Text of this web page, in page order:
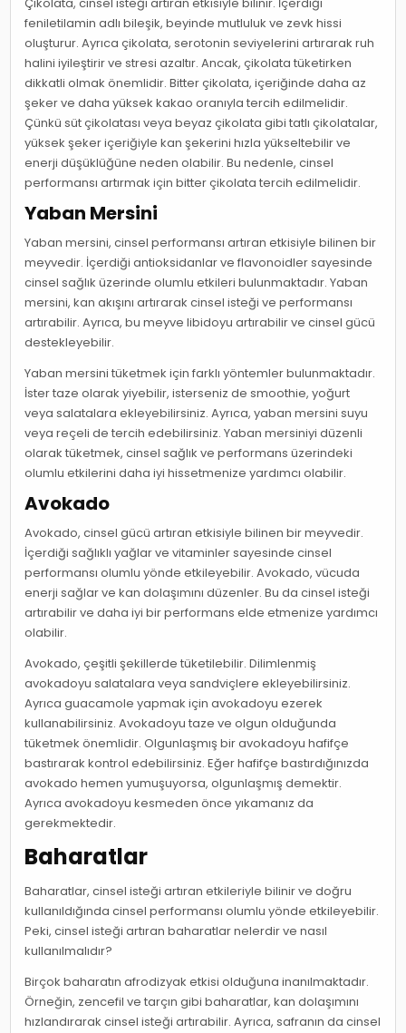
feniletilamin adlı bileşik, beyinde mutluluk ve zevk hissi
oluşturur. Ayrıca çikolata, serotonin seviyelerini artırarak ruh
halini iyileştirir ve stresi azaltır. Ancak, çikolata tüketirken
dikkatli olmak önemlidir. Bitter çikolata, içeriğinde daha az
şeker ve daha yüksek kakao oranıyla tercih edilmelidir.
Çünkü süt çikolatası veya beyaz çikolata gibi tatlı çikolatalar,
yüksek şeker içeriğiyle kan şekerini hızla yükseltebilir ve
enerji düşüklüğüne neden olabilir. Bu nedenle, cinsel
performansı artırmak için bitter çikolata tercih edilmelidir.
Yaban Mersini
Yaban mersini, cinsel performansı artıran etkisiyle bilinen bir
meyvedir. İçerdiği antioksidanlar ve flavonoidler sayesinde
cinsel sağlık üzerinde olumlu etkileri bulunmaktadır. Yaban
mersini, kan akışını artırarak cinsel isteği ve performansı
artırabilir. Ayrıca, bu meyve libidoyu artırabilir ve cinsel gücü
destekleyebilir.
Yaban mersini tüketmek için farklı yöntemler bulunmaktadır.
İster taze olarak yiyebilir, isterseniz de smoothie, yoğurt
veya salatalara ekleyebilirsiniz. Ayrıca, yaban mersini suyu
veya reçeli de tercih edebilirsiniz. Yaban mersiniyi düzenli
olarak tüketmek, cinsel sağlık ve performans üzerindeki
olumlu etkilerini daha iyi hissetmenize yardımcı olabilir.
Avokado
Avokado, cinsel gücü artıran etkisiyle bilinen bir meyvedir.
İçerdiği sağlıklı yağlar ve vitaminler sayesinde cinsel
performansı olumlu yönde etkileyebilir. Avokado, vücuda
enerji sağlar ve kan dolaşımını düzenler. Bu da cinsel isteği
artırabilir ve daha iyi bir performans elde etmenize yardımcı
olabilir.
Avokado, çeşitli şekillerde tüketilebilir. Dilimlenmiş
avokadoyu salatalara veya sandviçlere ekleyebilirsiniz.
Ayrıca guacamole yapmak için avokadoyu ezerek
kullanabilirsiniz. Avokadoyu taze ve olgun olduğunda
tüketmek önemlidir. Olgunlaşmış bir avokadoyu hafifçe
bastırarak kontrol edebilirsiniz. Eğer hafifçe bastırdığınızda
avokado hemen yumuşuyorsa, olgunlaşmış demektir.
Ayrıca avokadoyu kesmeden önce yıkamanız da
gerekmektedir.
Baharatlar
Baharatlar, cinsel isteği artıran etkileriyle bilinir ve doğru
kullanıldığında cinsel performansı olumlu yönde etkileyebilir.
Peki, cinsel isteği artıran baharatlar nelerdir ve nasıl
kullanılmalıdır?
Birçok baharatın afrodizyak etkisi olduğuna inanılmaktadır.
Örneğin, zencefil ve tarçın gibi baharatlar, kan dolaşımını
hızlandırarak cinsel isteği artırabilir. Ayrıca, safranın da cinsel